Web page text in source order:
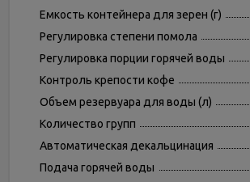
Емкость контейнера для зерен (г)
Регулировка степени помола
Регулировка порции горячей воды
Контроль крепости кофе
Объем резервуара для воды (л)
Количество групп
Автоматическая декальцинация
Подача горячей воды